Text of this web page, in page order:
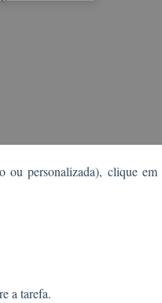
ou personalizada), clique em
a tarefa.